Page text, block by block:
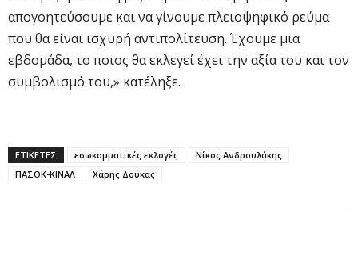
απογοητεύσουμε και να γίνουμε πλειοψηφικό ρεύμα
που θα είναι ισχυρή αντιπολίτευση. Έχουμε μια
εβδομάδα, το ποιος θα εκλεγεί έχει την αξία του και τον
συμβολισμό του,» κατέληξε.
ΕΤΙΚΕΤΕΣ εσωκομματικές εκλογές
Νίκος Ανδρουλάκης
ΠΑΣΟΚ-ΚΙΝΑΛ
Χάρης Δούκας